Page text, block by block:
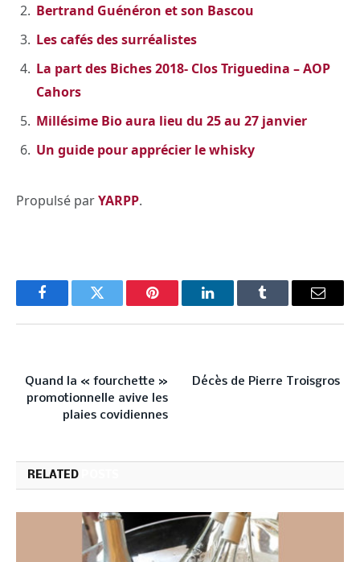
Bertrand Guénéron et son Bascou
Les cafés des surréalistes
La part des Biches 2018- Clos Triguedina – AOP
Cahors
Millésime Bio aura lieu du 25 au 27 janvier
Un guide pour apprécier le whisky
Propulsé parYARPP.
FacebookTwitter Pinterest LinkedInTumblr Email
Quand la « fourchette »
promotionnelle avive les
plaies covidiennes
Décès de Pierre Troisgros
RELATED